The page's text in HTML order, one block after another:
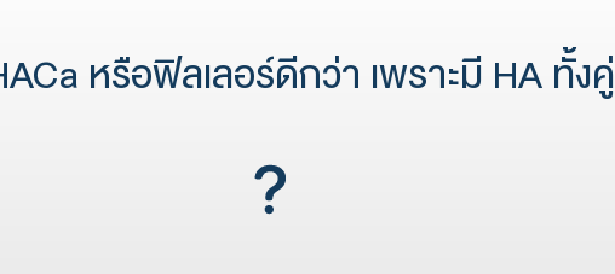
หรือฟิลเลอร์ดีกว่า เพราะมี HA ทั้งคู่